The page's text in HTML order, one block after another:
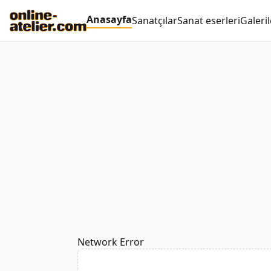
AnasayfaSanatçılarSanat eserleri
Network Error